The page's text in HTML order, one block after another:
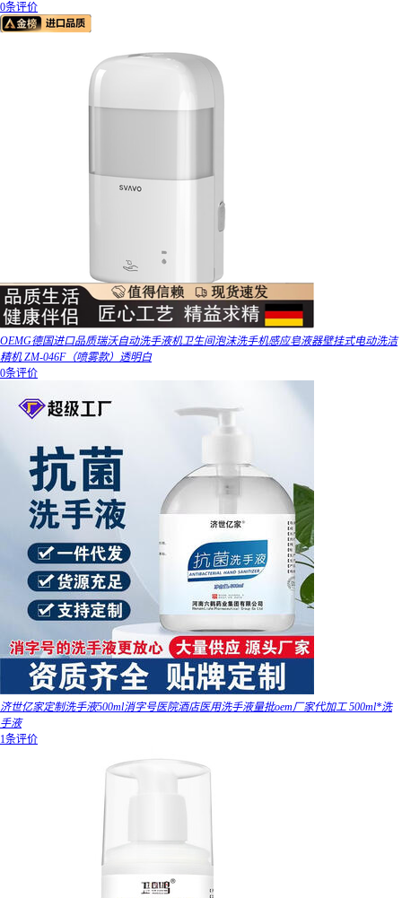
0条评价
OEMG德国进口品质瑞沃自动洗手液机卫生间泡沫洗手机感应皂液器壁挂式电动洗洁
精机 ZM-046F（喷雾款）透明白
0条评价
济世亿家定制洗手液500ml消字号医院酒店医用洗手液量批oem厂家代加工 500ml*洗
手液
1条评价